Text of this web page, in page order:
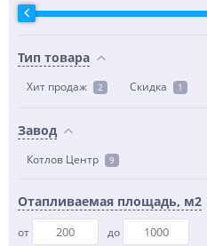
Тип товара
Хит продаж 2 Скидка 1
Завод
Котлов Центр 9
Отапливаемая площадь, м2
от до